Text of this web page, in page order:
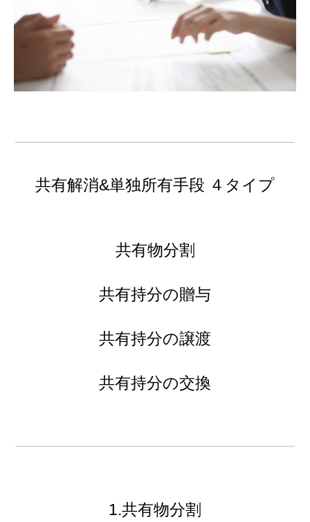
共有解消&単独所有手段 ４タイプ
共有物分割
共有持分の贈与
共有持分の譲渡
共有持分の交換
1.共有物分割